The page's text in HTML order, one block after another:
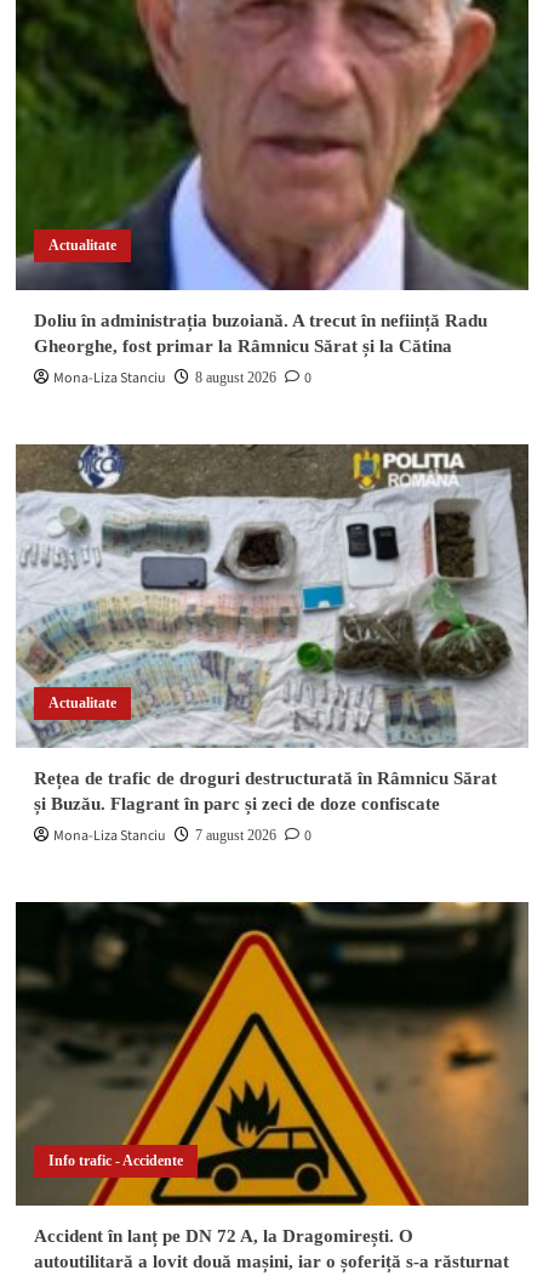
Actualitate
Doliu în administrația buzoiană. A trecut în neființă Radu
Gheorghe, fost primar la Râmnicu Sărat și la Cătina
Mona-Liza Stanciu 8 august 2026 0
Actualitate
Rețea de trafic de droguri destructurată în Râmnicu Sărat
și Buzău. Flagrant în parc și zeci de doze confiscate
Mona-Liza Stanciu 7 august 2026 0
Info trafic - Accidente
Accident în lanț pe DN 72 A, la Dragomirești. O
autoutilitară a lovit două mașini, iar o șoferiță s-a răsturnat